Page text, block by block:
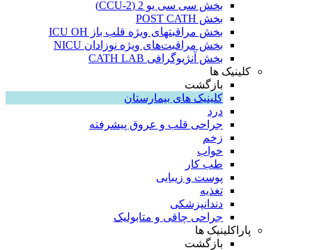
بخش سی سی یو 2 (CCU-2)
بخش POST CATH
بخش مراقبتهای ویژه قلب باز ICU OH
بخش مراقبت‌های ویژه نوزادان NICU
بخش آنژیوگرافی CATH LAB
کلینیک ها
بازگشت
کلینیک های بیمارستان
درد
جراحی قلب و عروق پیشرفته
زخم
خواب
طب کار
پوست و زیبایی
تغذیه
دندانپزشکی
جراحی چاقی و متابولیک
پاراکلینیک ها
بازگشت